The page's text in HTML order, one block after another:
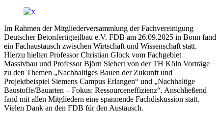
Im Rahmen der Mitgliederversammlung der Fachvereinigung
Deutscher Betonfertigteilbau e.V. FDB am 26.09.2025 in Bonn fand
ein Fachaustausch zwischen Wirtschaft und Wissenschaft statt.
Hierzu hielten Professor Christian Glock vom Fachgebiet
Massivbau und Professor Björn Siebert von der TH Köln Vorträge
zu den Themen „Nachhaltiges Bauen der Zukunft und
Projektbeispiel Siemens Campus Erlangen“ und „Nachhaltige
Baustoffe/Bauarten – Fokus: Ressourceneffizienz“. Anschließend
fand mit allen Mitgliedern eine spannende Fachdiskussion statt.
Vielen Dank an den FDB für den Austausch.